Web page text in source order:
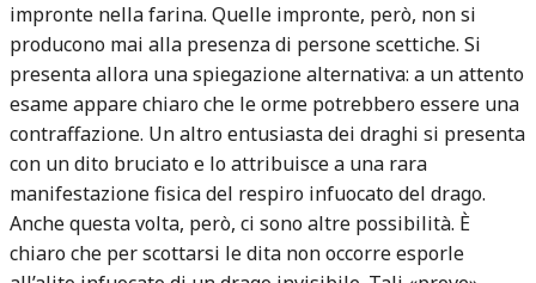
impronte nella farina. Quelle impronte, però, non si
producono mai alla presenza di persone scettiche. Si
presenta allora una spiegazione alternativa: a un attento
esame appare chiaro che le orme potrebbero essere una
contraffazione. Un altro entusiasta dei draghi si presenta
con un dito bruciato e lo attribuisce a una rara
manifestazione fisica del respiro infuocato del drago.
Anche questa volta, però, ci sono altre possibilità. È
chiaro che per scottarsi le dita non occorre esporle